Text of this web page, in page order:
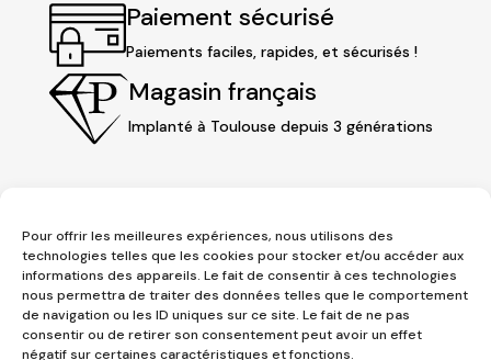
Pour offrir les meilleures expériences, nous utilisons des
technologies telles que les cookies pour stocker et/ou accéder aux
informations des appareils. Le fait de consentir à ces technologies
nous permettra de traiter des données telles que le comportement
de navigation ou les ID uniques sur ce site. Le fait de ne pas
consentir ou de retirer son consentement peut avoir un effet
négatif sur certaines caractéristiques et fonctions.
Paiement sécurisé
Paiements faciles, rapides, et sécurisés !
Magasin français
Implanté à Toulouse depuis 3 générations
3 place Jeanne d'Arc